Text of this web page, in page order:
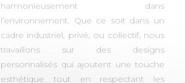
harmonieusement dans
l’environnement. Que ce soit dans un
cadre industriel, privé, ou collectif, nous
travaillons sur des designs
personnalisés qui ajoutent une touche
esthétique tout en respectant les